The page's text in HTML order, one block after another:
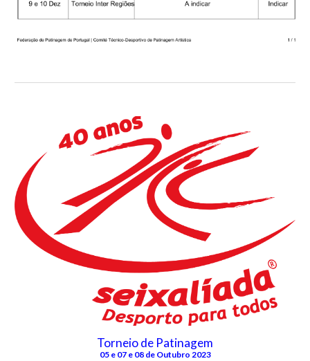
Torneio de Patinagem
05 e 07 e 08 de Outubro 2023